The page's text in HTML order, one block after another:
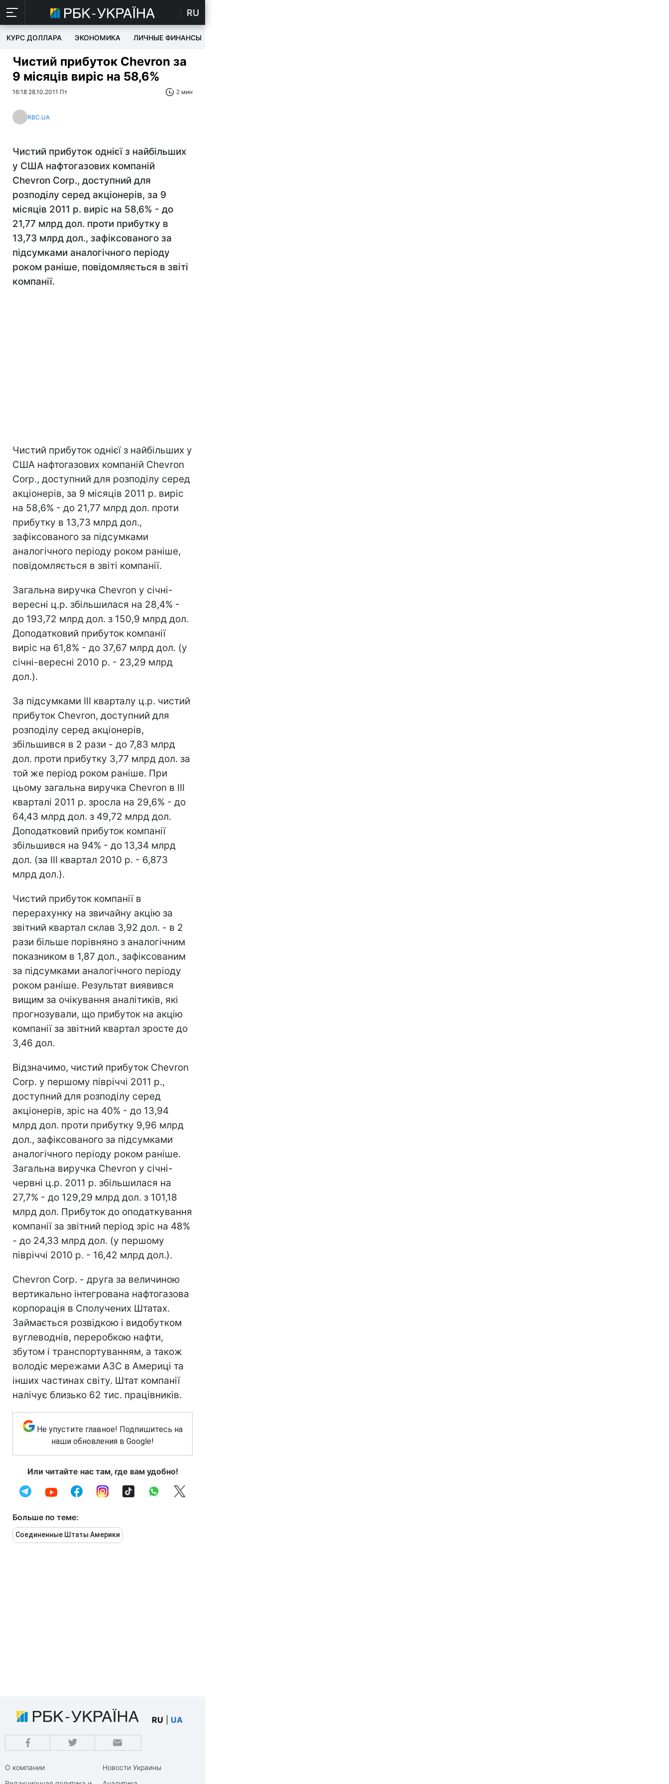
RU
КУРС ДОЛЛАРА ЭКОНОМИКА ЛИЧНЫЕ ФИНАНСЫ
Чистий прибуток Chevron за
9 місяців виріс на 58,6%
16:18 28.10.2011 Пт 2 мин
RBC.UA
Чистий прибуток однієї з найбільших
у США нафтогазових компаній
Chevron Corp., доступний для
розподілу серед акціонерів, за 9
місяців 2011 р. виріс на 58,6% - до
21,77 млрд дол. проти прибутку в
13,73 млрд дол., зафіксованого за
підсумками аналогічного періоду
роком раніше, повідомляється в звіті
компанії.
Чистий прибуток однієї з найбільших у
США нафтогазових компаній Chevron
Corp., доступний для розподілу серед
акціонерів, за 9 місяців 2011 р. виріс
на 58,6% - до 21,77 млрд дол. проти
прибутку в 13,73 млрд дол.,
зафіксованого за підсумками
аналогічного періоду роком раніше,
повідомляється в звіті компанії.
Загальна виручка Chevron у січні-
вересні ц.р. збільшилася на 28,4% -
до 193,72 млрд дол. з 150,9 млрд дол.
Доподатковий прибуток компанії
виріс на 61,8% - до 37,67 млрд дол. (у
січні-вересні 2010 р. - 23,29 млрд
дол.).
За підсумками III кварталу ц.р. чистий
прибуток Chevron, доступний для
розподілу серед акціонерів,
збільшився в 2 рази - до 7,83 млрд
дол. проти прибутку 3,77 млрд дол. за
той же період роком раніше. При
цьому загальна виручка Chevron в III
кварталі 2011 р. зросла на 29,6% - до
64,43 млрд дол. з 49,72 млрд дол.
Доподатковий прибуток компанії
збільшився на 94% - до 13,34 млрд
дол. (за III квартал 2010 р. - 6,873
млрд дол.).
Чистий прибуток компанії в
перерахунку на звичайну акцію за
звітний квартал склав 3,92 дол. - в 2
рази більше порівняно з аналогічним
показником в 1,87 дол., зафіксованим
за підсумками аналогічного періоду
роком раніше. Результат виявився
вищим за очікування аналітиків, які
прогнозували, що прибуток на акцію
компанії за звітний квартал зросте до
3,46 дол.
Відзначимо, чистий прибуток Chevron
Corp. у першому півріччі 2011 р.,
доступний для розподілу серед
акціонерів, зріс на 40% - до 13,94
млрд дол. проти прибутку 9,96 млрд
дол., зафіксованого за підсумками
аналогічного періоду роком раніше.
Загальна виручка Chevron у січні-
червні ц.р. 2011 р. збільшилася на
27,7% - до 129,29 млрд дол. з 101,18
млрд дол. Прибуток до оподаткування
компанії за звітний період зріс на 48%
- до 24,33 млрд дол. (у першому
півріччі 2010 р. - 16,42 млрд дол.).
Chevron Corp. - друга за величиною
вертикально інтегрована нафтогазова
корпорація в Сполучених Штатах.
Займається розвідкою і видобутком
вуглеводнів, переробкою нафти,
збутом і транспортуванням, а також
володіє мережами АЗС в Америці та
інших частинах світу. Штат компанії
налічує близько 62 тис. працівників.
Не упустите главное! Подпишитесь на
наши обновления в Google!
Или читайте нас там, где вам удобно!
Больше по теме:
Соединенные Штаты Америки
RU UA
О компании
Новости Украины